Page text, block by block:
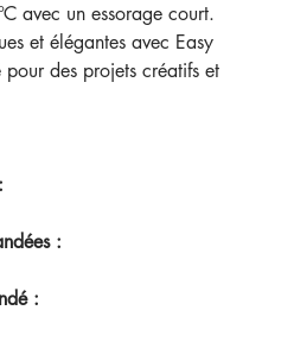
avec un essorage court.
et élégantes avec Easy
des projets créatifs et
:
: